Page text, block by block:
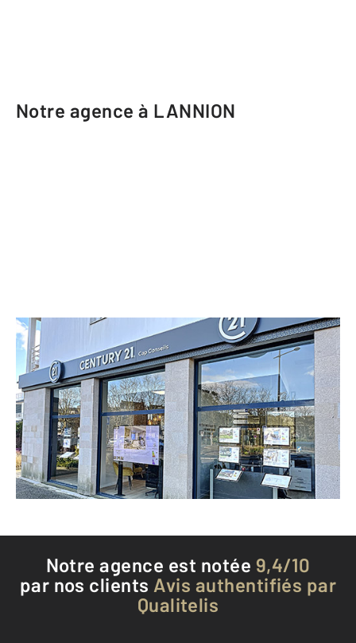
Notre agence à LANNION
CENTURY 21 Cap Conseils
7 avenue du Général De Gaulle
LANNION - 22300
Envoyer un message
Téléphoner à l'agence
Notre agence est notée 9,4/10
par nos clients Avis authentifiés par
Qualitelis